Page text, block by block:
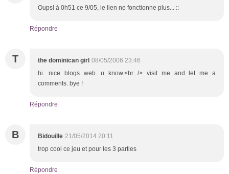
Oups! à 0h51 ce 9/05, le lien ne fonctionne plus... ::
Répondre
T the dominican girl 08/05/2006 23:46
hi. nice blogs web. u know.<br /> visit me and let me a
comments. bye !
Répondre
B Bidouille 21/05/2014 20:11
trop cool ce jeu et pour les 3 parties
Répondre